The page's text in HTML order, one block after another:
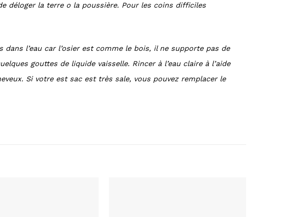
déloger la terre o la poussière. Pour les coins difficiles
l’eau car l’osier est comme le bois, il ne supporte pas de
gouttes de liquide vaisselle. Rincer à l’eau claire à l’aide
Si votre est sac est très sale, vous pouvez remplacer le